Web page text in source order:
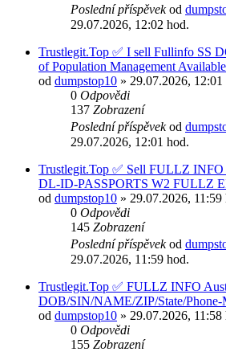
Poslední příspěvekod
29.07.2026, 12:02 hod.
Trustlegit.Top ✅ I sell Fullinfo SS
of Population Management
od dumpstop10 » 29.07.2026,
0 Odpovědi
137 Zobrazení
Poslední příspěvekod
29.07.2026, 12:01 hod.
Trustlegit.Top ✅ Sell FULLZ
DL-ID-PASSPORTS W2 FULLZ
od dumpstop10 » 29.07.2026, 11:59
0 Odpovědi
145 Zobrazení
Poslední příspěvekod
29.07.2026, 11:59 hod.
Trustlegit.Top ✅ FULLZ INFO
DOB/SIN/NAME/ZIP/State/Phone-
od dumpstop10 » 29.07.2026, 11:58
0 Odpovědi
155 Zobrazení